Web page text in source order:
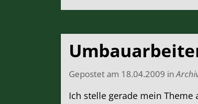
Gepostet am 18.04.2009 in
Ich stelle gerade mein